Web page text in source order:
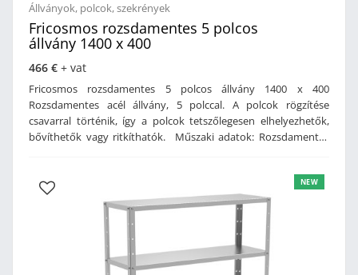
Állványok, polcok, szekrények
Fricosmos rozsdamentes 5 polcos
állvány 1400 x 400
466 € + vat
Fricosmos rozsdamentes 5 polcos állvány 1400 x 400
Rozsdamentes acél állvány, 5 polccal. A polcok rögzítése
csavarral történik, így a polcok tetszőlegesen elhelyezhetők,
bővíthetők vagy ritkíthatók. Műszaki adatok: Rozsdamentes
1400 x 400 x 1750 mm (szé x mé x ma)Súly: 32 kg
NEW